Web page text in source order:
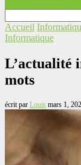
Accueil
Informatique
L’actualité
mots
écrit par Louis mars 1,